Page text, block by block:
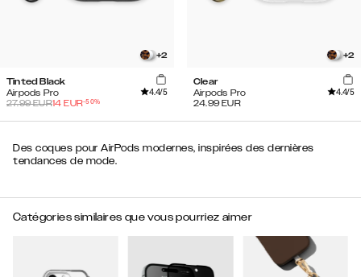
+2
Tinted Black
Airpods Pro
4.4/5
27.99EUR14 EUR-50%
+2
Clear
Airpods Pro
4.4/5
24.99 EUR
Des coques pour AirPods modernes, inspirées des dernières
tendances de mode.
Catégories similaires que vous pourriez aimer